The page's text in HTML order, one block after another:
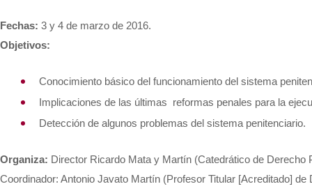
Fechas: 3 y 4 de marzo de 2016.
Objetivos:
Conocimiento básico del funcionamiento del sistema
Implicaciones de las últimas reformas penales para la
Detección de algunos problemas del sistema penitenciario.
Organiza: Director Ricardo Mata y Martín (Catedrático de Derecho
Coordinador: Antonio Javato Martín (Profesor Titular [Acreditado] de